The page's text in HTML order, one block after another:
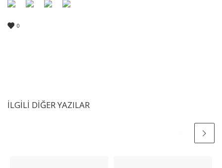
0
İLGILI DIĞER YAZILAR